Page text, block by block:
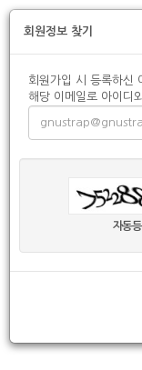
회원정보 찾기
회원가입 시 등록하신
해당 이메일로 아이디
자동